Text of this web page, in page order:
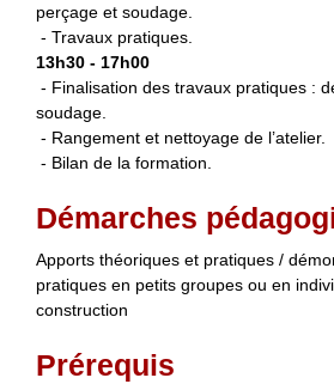
perçage et soudage.
- Travaux pratiques.
13h30 - 17h00
- Finalisation des travaux pratiques :
soudage.
- Rangement et nettoyage de l’atelier.
- Bilan de la formation.
Démarches
Apports théoriques et pratiques /
pratiques en petits groupes ou en
construction
Prérequis